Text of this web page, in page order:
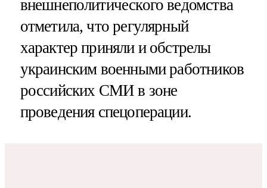
внешнеполитического ведомства
отметила, что регулярный
характер приняли и обстрелы
украинским военными работников
российских СМИ в зоне
проведения спецоперации.